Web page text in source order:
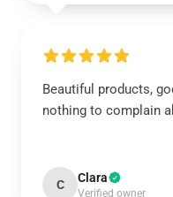
Beautiful products,
nothing to complain
C Clara
Verified owner